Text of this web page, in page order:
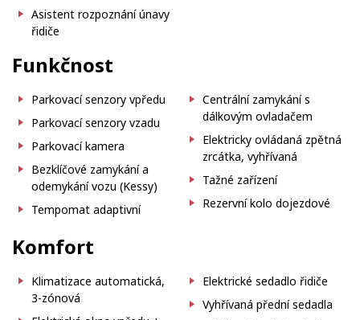
Asistent rozpoznání únavy
řidiče
Funkčnost
Parkovací senzory vpředu
Parkovací senzory vzadu
Parkovací kamera
Bezklíčové zamykání a
odemykání vozu (Kessy)
Tempomat adaptivní
Centrální zamykání s
dálkovým ovladačem
Elektricky ovládaná zpětná
zrcátka, vyhřívaná
Tažné zařízení
Rezervní kolo dojezdové
Komfort
Klimatizace automatická,
3-zónová
Elektrické sedadlo řidiče
Vyhřívaná přední sedadla